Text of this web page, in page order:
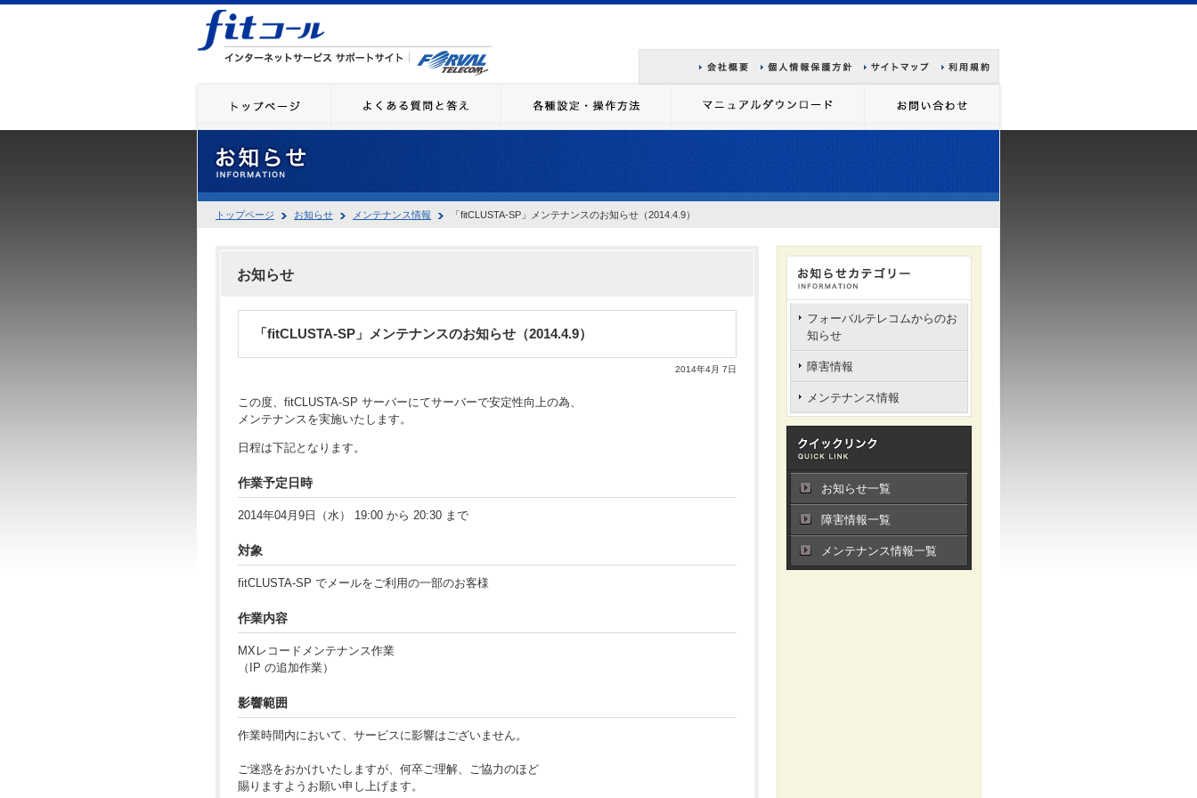
トップページ お知らせ メンテナンス情報 「fitCLUSTA-SP」メンテナンスのお知らせ（2014.4.9）
お知らせ
「fitCLUSTA-SP」メンテナンスのお知らせ（2014.4.9）
2014年4月 7日
この度、fitCLUSTA-SP サーバーにてサーバーで安定性向上の為、
メンテナンスを実施いたします。
日程は下記となります。
作業予定日時
2014年04月9日（水） 19:00 から 20:30 まで
対象
fitCLUSTA-SP でメールをご利用の一部のお客様
作業内容
MXレコードメンテナンス作業
（IP の追加作業）
影響範囲
作業時間内において、サービスに影響はございません。
ご迷惑をおかけいたしますが、何卒ご理解、ご協力のほど
賜りますようお願い申し上げます。
フォーバルテレコムからのお
知らせ
障害情報
メンテナンス情報
お知らせ一覧
障害情報一覧
メンテナンス情報一覧